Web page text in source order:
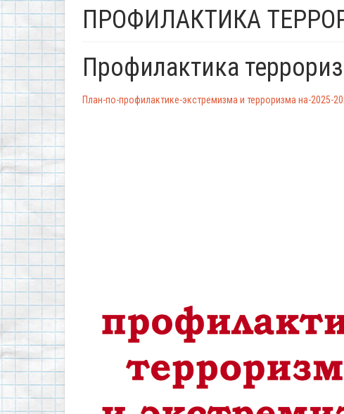
ПРОФИЛАКТИКА
Профилактика
План-по-профилактике-экстремизма и терроризма на-2025-